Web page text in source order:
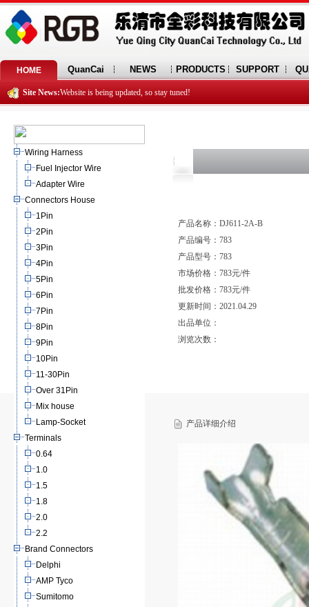
HOME QuanCai NEWS PRODUCTS SUPPORT
Site News:Website is being updated, so stay tuned!
Wiring Harness
Fuel Injector Wire
Adapter Wire
Connectors House
1Pin
2Pin
3Pin
4Pin
5Pin
6Pin
7Pin
8Pin
9Pin
10Pin
11-30Pin
Over 31Pin
Mix house
Lamp-Socket
Terminals
0.64
1.0
1.5
1.8
2.0
2.2
Brand Connectors
Delphi
AMP Tyco
Sumitomo
产品名称：DJ611-2A-B
产品编号：783
产品型号：783
市场价格：783元/件
批发价格：783元/件
更新时间：2021.04.29
出品单位：
浏览次数：
产品详细介绍